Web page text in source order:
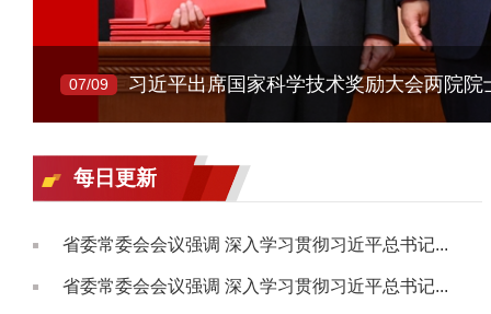
07/09
每日更新
省委常委会会议强调 深入学习贯彻习近平总书记...
省委常委会会议强调 深入学习贯彻习近平总书记...